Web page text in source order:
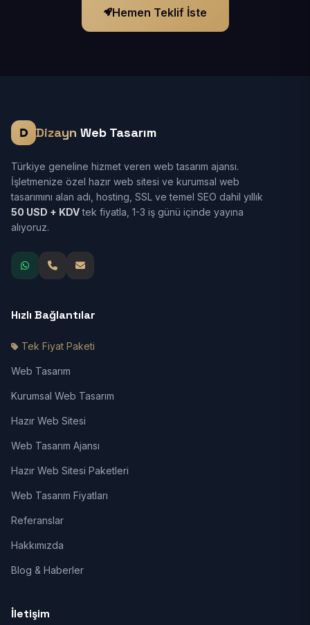
Hemen Teklif İste
Dizayn Web Tasarım
Türkiye geneline hizmet veren web tasarım ajansı.
İşletmenize özel hazır web sitesi ve kurumsal web
tasarımını alan adı, hosting, SSL ve temel SEO dahil yıllık
50 USD + KDVtek fiyatla, 1-3 iş günü içinde yayına
alıyoruz.
Hızlı Bağlantılar
Tek Fiyat Paketi
Web Tasarım
Kurumsal Web Tasarım
Hazır Web Sitesi
Web Tasarım Ajansı
Hazır Web Sitesi Paketleri
Web Tasarım Fiyatları
Referanslar
Hakkımızda
Blog & Haberler
İletişim